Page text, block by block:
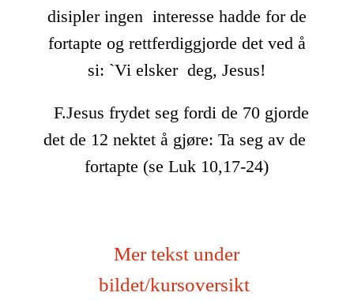
disipler ingen interesse hadde for de
fortapte og rettferdiggjorde det ved å
si: `Vi elsker deg, Jesus!
F.Jesus frydet seg fordi de 70 gjorde
det de 12 nektet å gjøre: Ta seg av de
fortapte (se Luk 10,17-24)
Mer tekst under
bildet/kursoversikt